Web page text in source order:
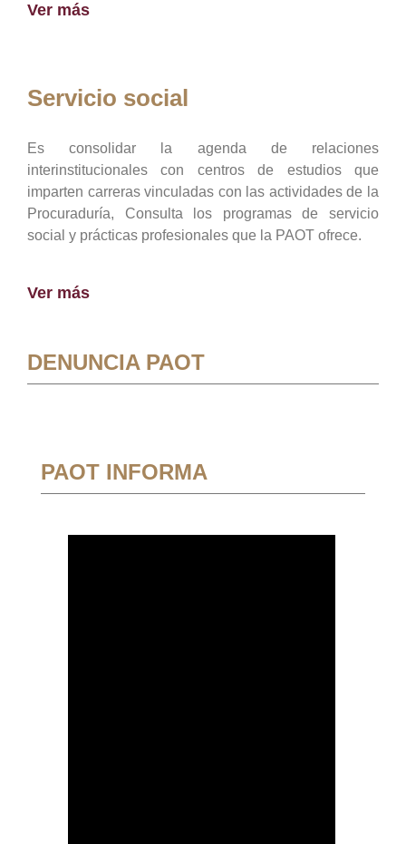
Ver más
Servicio social
Es consolidar la agenda de relaciones
interinstitucionales con centros de estudios que
imparten carreras vinculadas con las actividades de la
Procuraduría, Consulta los programas de servicio
social y prácticas profesionales que la PAOT ofrece.
Ver más
DENUNCIA PAOT
PAOT INFORMA